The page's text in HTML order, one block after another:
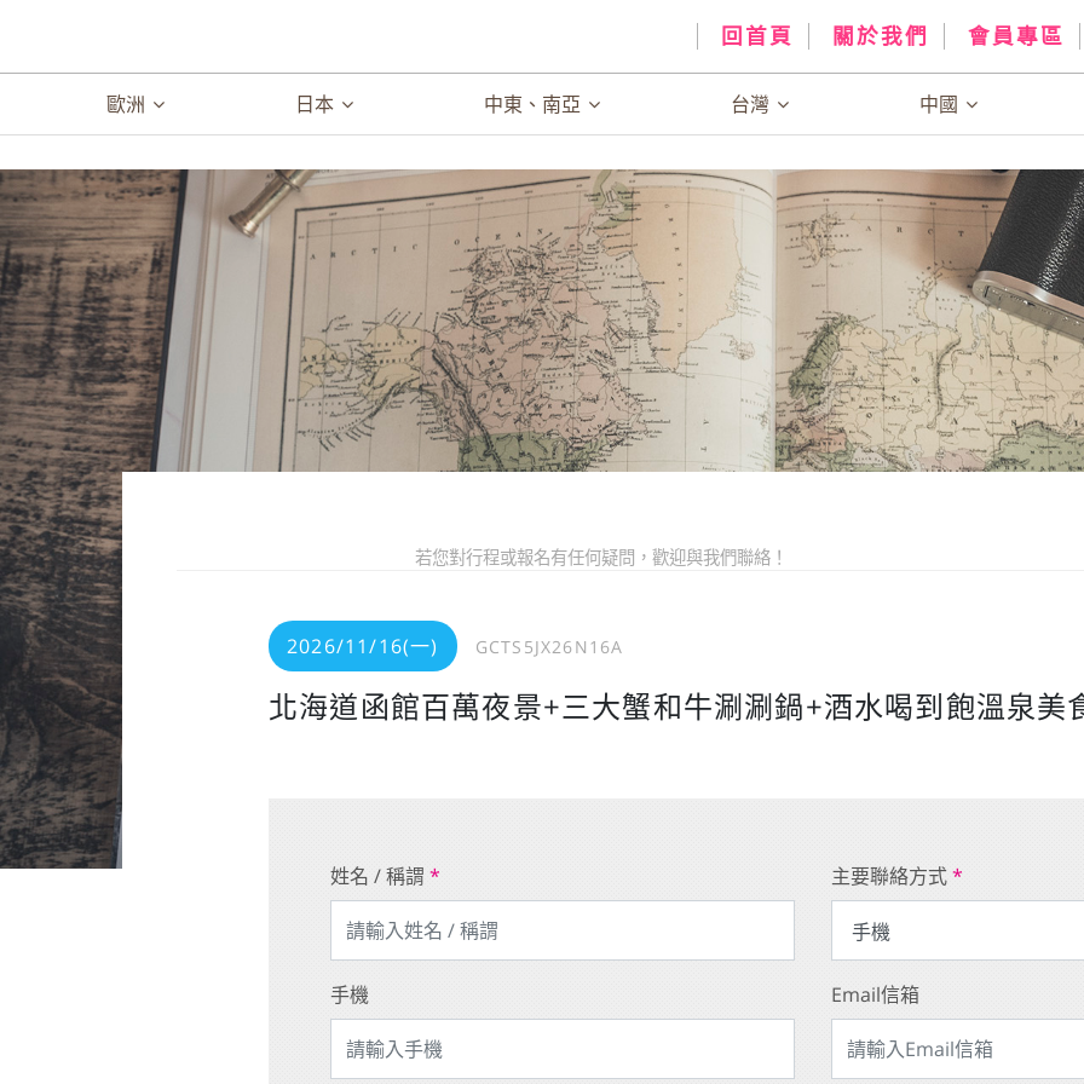
回首頁 關於我們 會員專區
歐洲 日本 中東、南亞 台灣 中國
若您對行程或報名有任何疑問，歡迎與我們聯絡！
2026/11/16(一) GCTS5JX26N16A
北海道函館百萬夜景+三大蟹和牛涮涮鍋+酒水喝到飽溫泉美
姓名 / 稱謂* 主要聯絡方式*
手機 Email信箱